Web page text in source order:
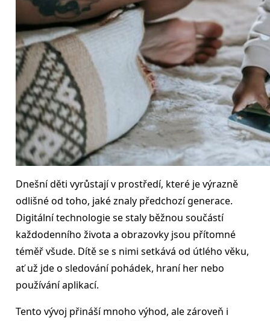
Dnešní děti vyrůstají v prostředí, které je výrazně
odlišné od toho, jaké znaly předchozí generace.
Digitální technologie se staly běžnou součástí
každodenního života a obrazovky jsou přítomné
téměř všude. Dítě se s nimi setkává od útlého věku,
ať už jde o sledování pohádek, hraní her nebo
používání aplikací.
Tento vývoj přináší mnoho výhod, ale zároveň i